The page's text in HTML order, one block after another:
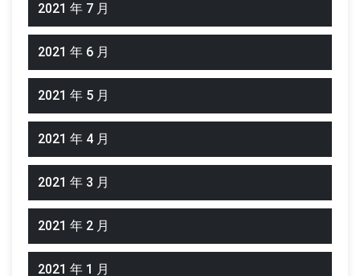
2021 年 7 月
2021 年 6 月
2021 年 5 月
2021 年 4 月
2021 年 3 月
2021 年 2 月
2021 年 1 月